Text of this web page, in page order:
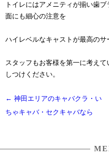
トイレにはアメニティが揃い歯
面にも細心の注意を
ハイレベルなキャストが最高のサ
スタッフもお客様を第一に考え
しつけください。
投
稿
← 神田エリアのキャバクラ・い
ちゃキャバ・セクキャバなら